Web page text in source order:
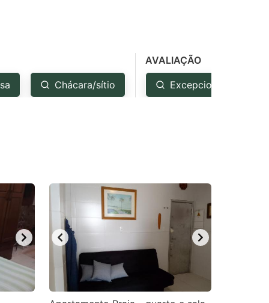
Chácara/sítio
AVALIAÇÃO
Excepcional: 4.5+